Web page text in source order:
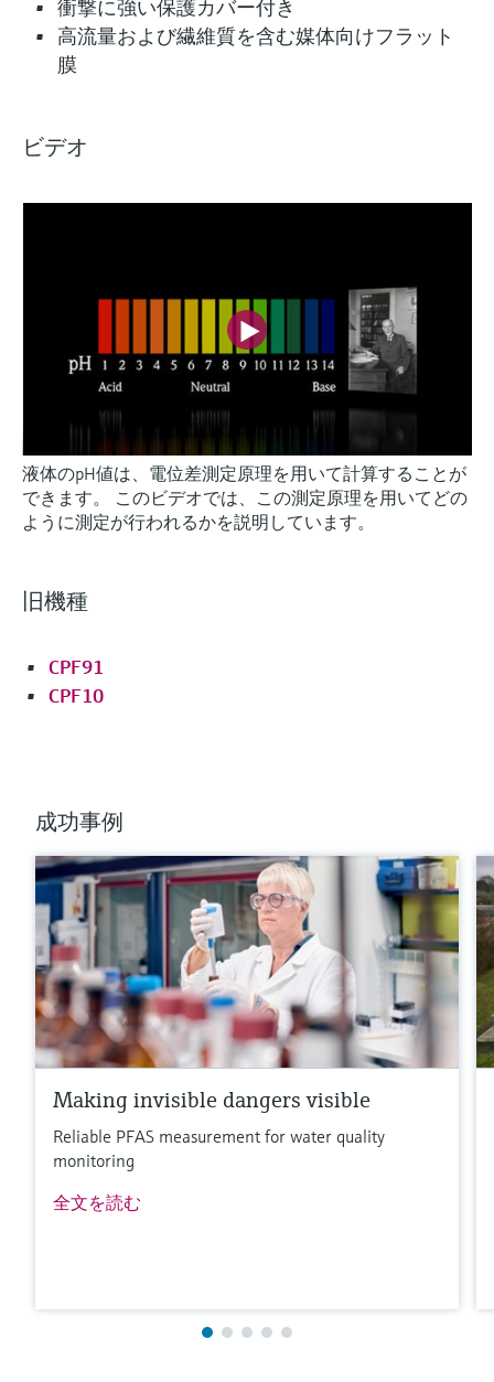
衝撃に強い保護カバー付き
高流量および繊維質を含む媒体向けフラット
膜
ビデオ
液体のpH値は、電位差測定原理を用いて計算することが
できます。 このビデオでは、この測定原理を用いてどの
ように測定が行われるかを説明しています。
旧機種
CPF91
CPF10
成功事例
Making invisible dangers visible
Reliable PFAS measurement for water quality
monitoring
全文を読む